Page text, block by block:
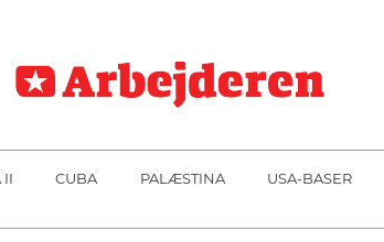
II CUBA PALÆSTINA USA-BASER